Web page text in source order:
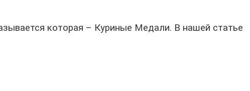
которая – Куриные Медали. В нашей статье